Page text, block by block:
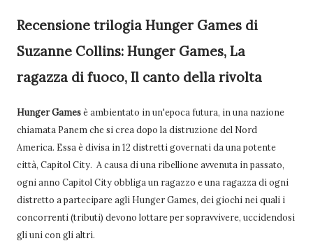
Recensione trilogia Hunger Games di
Suzanne Collins: Hunger Games, La
ragazza di fuoco, Il canto della rivolta
Hunger Gamesè ambientato in un'epoca futura, in una nazione
chiamata Panem che si crea dopo la distruzione del Nord
America. Essa è divisa in 12 distretti governati da una potente
città, Capitol City. A causa di una ribellione avvenuta in passato,
ogni anno Capitol City obbliga un ragazzo e una ragazza di ogni
distretto a partecipare agli Hunger Games, dei giochi nei quali i
concorrenti (tributi) devono lottare per sopravvivere, uccidendosi
gli uni con gli altri.